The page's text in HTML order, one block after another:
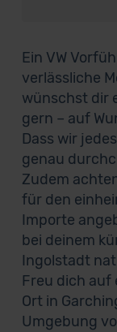
Ein VW
verlässliche
wünschst dir
gern – auf
Dass wir
genau
Zudem
für den
Importe
bei deinem
Ingolstadt
Freu dich auf
Ort in
Umgebung